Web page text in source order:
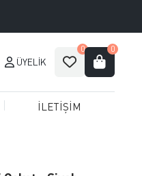
ÜYELIK
0 0
İLETİŞİM